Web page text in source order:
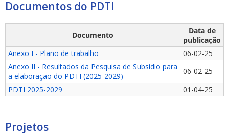
Documentos do PDTI
Documento
Data de
publicação
Anexo I - Plano de trabalho
06-02-25
Anexo II - Resultados da Pesquisa de Subsídio para
a elaboração do PDTI (2025-2029)
06-02-25
PDTI 2025-2029
01-04-25
Projetos